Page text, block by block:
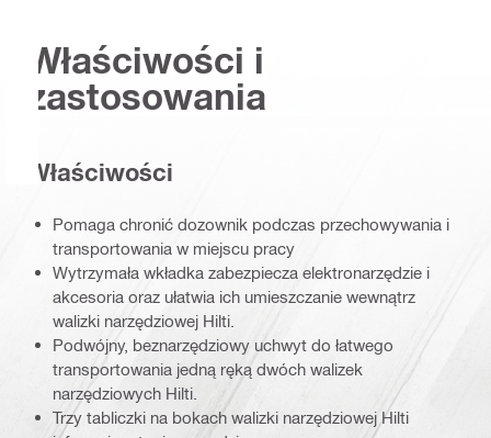
Właściwości i
zastosowania
Właściwości
Pomaga chronić dozownik podczas przechowywania i
transportowania w miejscu pracy
Wytrzymała wkładka zabezpiecza elektronarzędzie i
akcesoria oraz ułatwia ich umieszczanie wewnątrz
walizki narzędziowej Hilti.
Podwójny, beznarzędziowy uchwyt do łatwego
transportowania jedną ręką dwóch walizek
narzędziowych Hilti.
Trzy tabliczki na bokach walizki narzędziowej Hilti